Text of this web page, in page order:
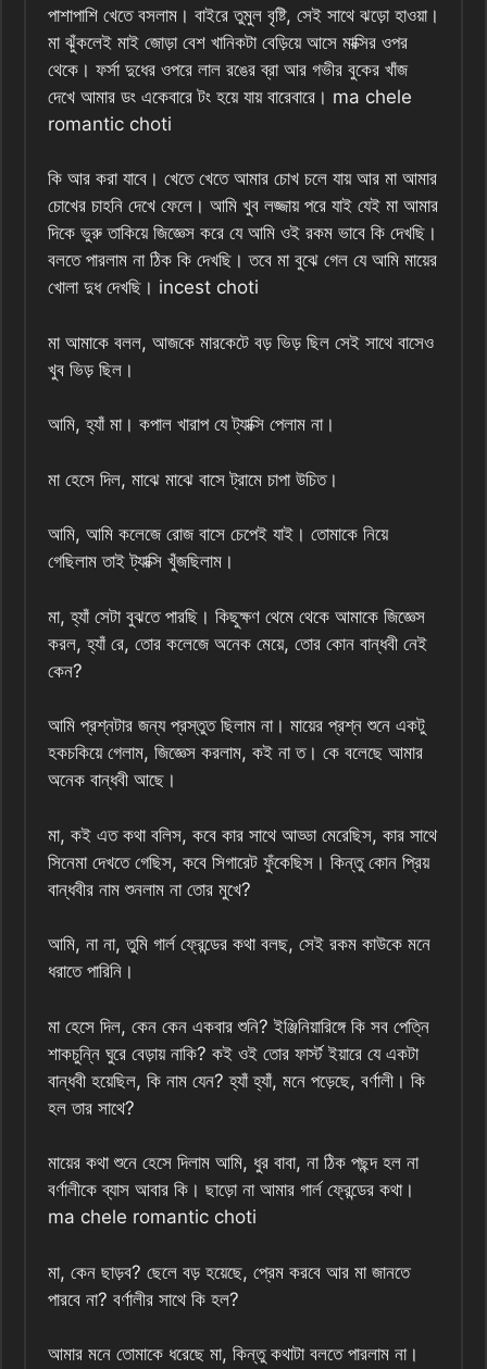
পাশাপাশি খেতে বসলাম। বাইরে তুমুল বৃষ্টি, সেই সাথে ঝড়ো হাওয়া।
মা ঝুঁকলেই মাই জোড়া বেশ খানিকটা বেড়িয়ে আসে মাক্সির ওপর
থেকে। ফর্সা দুধের ওপরে লাল রঙের ব্রা আর গভীর বুকের খাঁজ
দেখে আমার ডং একেবারে টং হয়ে যায় বারেবারে। ma chele
romantic choti
কি আর করা যাবে। খেতে খেতে আমার চোখ চলে যায় আর মা আমার
চোখের চাহনি দেখে ফেলে। আমি খুব লজ্জায় পরে যাই যেই মা আমার
দিকে ভুরু তাকিয়ে জিজ্ঞেস করে যে আমি ওই রকম ভাবে কি দেখছি।
বলতে পারলাম না ঠিক কি দেখছি। তবে মা বুঝে গেল যে আমি মায়ের
খোলা দুধ দেখছি। incest choti
মা আমাকে বলল, আজকে মারকেটে বড় ভিড় ছিল সেই সাথে বাসেও
খুব ভিড় ছিল।
আমি, হ্যাঁ মা। কপাল খারাপ যে ট্যাক্সি পেলাম না।
মা হেসে দিল, মাঝে মাঝে বাসে ট্রামে চাপা উচিত।
আমি, আমি কলেজে রোজ বাসে চেপেই যাই। তোমাকে নিয়ে
গেছিলাম তাই ট্যাক্সি খুঁজছিলাম।
মা, হ্যাঁ সেটা বুঝতে পারছি। কিছুক্ষণ থেমে থেকে আমাকে জিজ্ঞেস
করল, হ্যাঁ রে, তোর কলেজে অনেক মেয়ে, তোর কোন বান্ধবী নেই
কেন?
আমি প্রশ্নটার জন্য প্রস্তুত ছিলাম না। মায়ের প্রশ্ন শুনে একটু
হকচকিয়ে গেলাম, জিজ্ঞেস করলাম, কই না ত। কে বলেছে আমার
অনেক বান্ধবী আছে।
মা, কই এত কথা বলিস, কবে কার সাথে আড্ডা মেরেছিস, কার সাথে
সিনেমা দেখতে গেছিস, কবে সিগারেট ফুঁকেছিস। কিন্তু কোন প্রিয়
বান্ধবীর নাম শুনলাম না তোর মুখে?
আমি, না না, তুমি গার্ল ফ্রেন্ডের কথা বলছ, সেই রকম কাউকে মনে
ধরাতে পারিনি।
মা হেসে দিল, কেন কেন একবার শুনি? ইঞ্জিনিয়ারিঙ্গে কি সব পেত্নি
শাকচুন্নি ঘুরে বেড়ায় নাকি? কই ওই তোর ফার্স্ট ইয়ারে যে একটা
বান্ধবী হয়েছিল, কি নাম যেন? হ্যাঁ হ্যাঁ, মনে পড়েছে, বর্ণালী। কি
হল তার সাথে?
মায়ের কথা শুনে হেসে দিলাম আমি, ধুর বাবা, না ঠিক পছন্দ হল না
বর্ণালীকে ব্যাস আবার কি। ছাড়ো না আমার গার্ল ফ্রেন্ডের কথা।
ma chele romantic choti
মা, কেন ছাড়ব? ছেলে বড় হয়েছে, প্রেম করবে আর মা জানতে
পারবে না? বর্ণালীর সাথে কি হল?
আমার মনে তোমাকে ধরেছে মা, কিন্তু কথাটা বলতে পারলাম না।